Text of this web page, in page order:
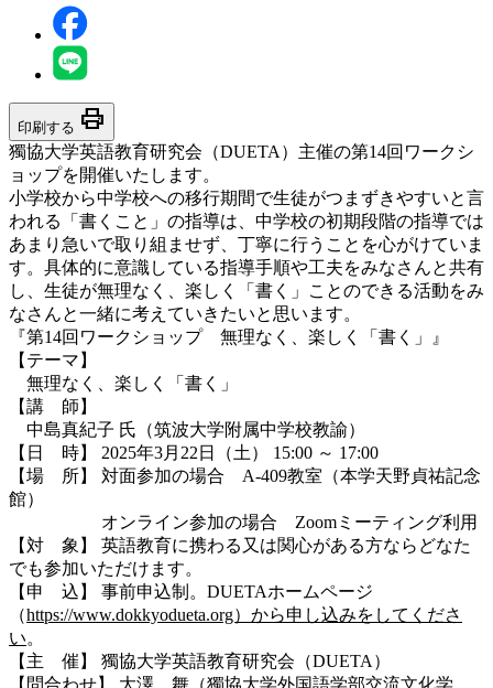
印刷する print
獨協大学英語教育研究会（DUETA）主催の第14回ワークシ
ョップを開催いたします。
小学校から中学校への移行期間で生徒がつまずきやすいと言
われる「書くこと」の指導は、中学校の初期段階の指導では
あまり急いで取り組ませず、丁寧に行うことを心がけていま
す。具体的に意識している指導手順や工夫をみなさんと共有
し、生徒が無理なく、楽しく「書く」ことのできる活動をみ
なさんと一緒に考えていきたいと思います。
『第14回ワークショップ 無理なく、楽しく「書く」』
【テーマ】
無理なく、楽しく「書く」
【講 師】
中島真紀子 氏（筑波大学附属中学校教諭）
【日 時】 2025年3月22日（土） 15:00 ～ 17:00
【場 所】 対面参加の場合 A-409教室（本学天野貞祐記念
館）
オンライン参加の場合 Zoomミーティング利用
【対 象】 英語教育に携わる又は関心がある方ならどなた
でも参加いただけます。
【申 込】 事前申込制。DUETAホームページ
（https://www.dokkyodueta.org）から申し込みをしてくださ
い。
【主 催】 獨協大学英語教育研究会（DUETA）
【問合わせ】 大澤 舞（獨協大学外国語学部交流文化学